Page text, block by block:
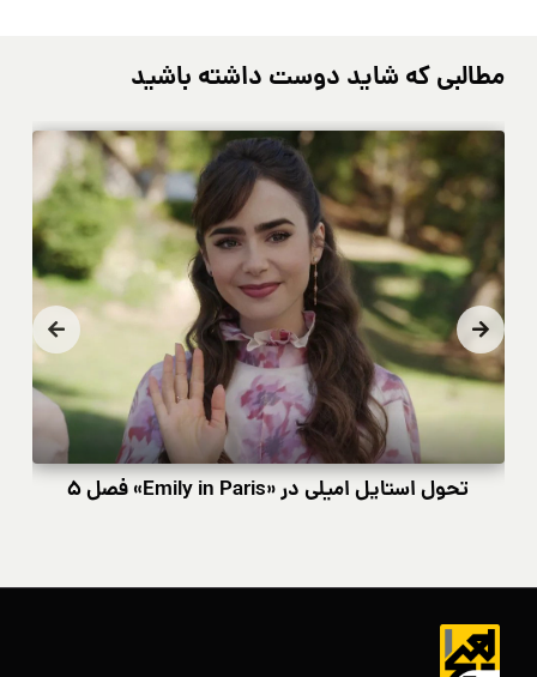
مطالبی که شاید دوست داشته باشید
تحول استایل امیلی در «Emily in Paris» فصل ۵